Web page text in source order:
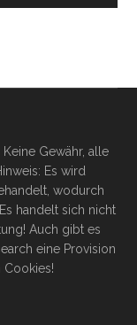
Gewähr, alle
Es wird
wodurch
handelt sich nicht
Auch gibt es
eine Provision
Cookies!